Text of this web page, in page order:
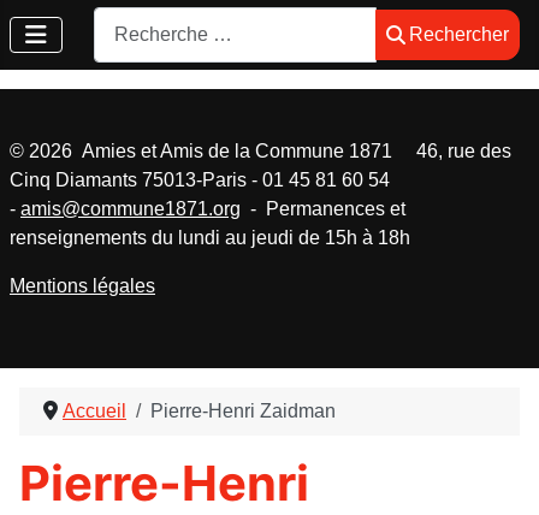
Rechercher
Rechercher
Accueil Pierre-Henri Zaidman
Pierre-Henri
© 2026 Amies et Amis de la Commune 1871 46, rue des
Cinq Diamants 75013-Paris - 01 45 81 60 54
- amis@commune1871.org - Permanences et
renseignements du lundi au jeudi de 15h à 18h
Mentions légales